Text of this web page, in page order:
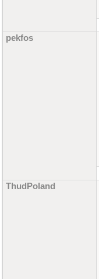
pekfos
ThudPoland